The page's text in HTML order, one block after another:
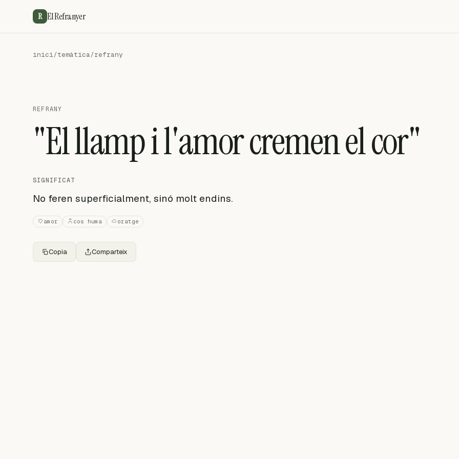
R El Refranyer
inici/temàtica/refrany
REFRANY
"El llamp i l'amor cremen el cor"
SIGNIFICAT
No feren superficialment, sinó molt endins.
amor cos huma oratge
Copia Comparteix